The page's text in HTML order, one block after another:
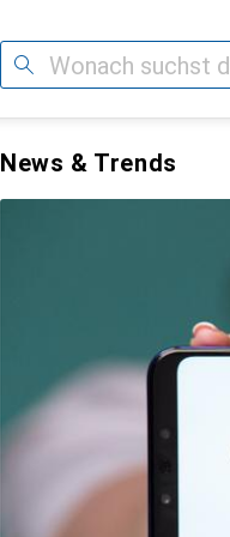
Suche
digitec.ch – der
News & Trends